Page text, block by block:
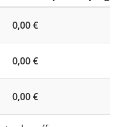
0,00 €
0,00 €
0,00 €